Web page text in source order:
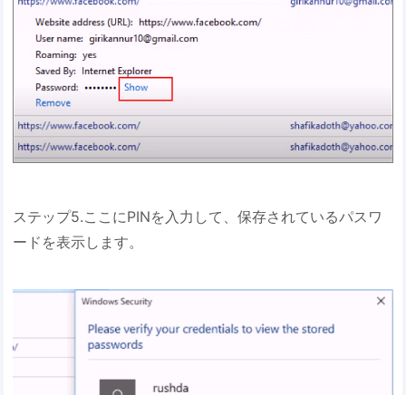
ステップ5.ここにPINを入力して、保存されているパスワ
ードを表示します。